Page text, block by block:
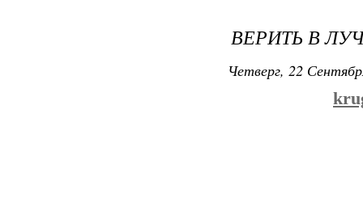
ВЕРИТЬ В
Четверг, 22